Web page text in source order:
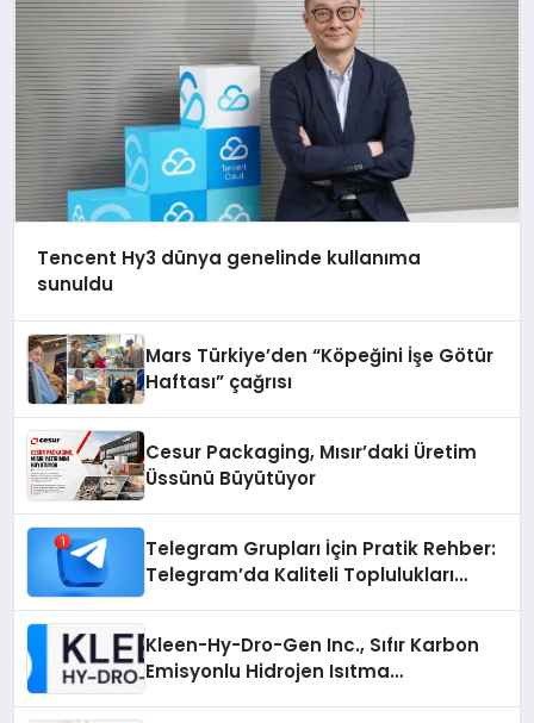
Tencent Hy3 dünya genelinde kullanıma
sunuldu
Mars Türkiye’den “Köpeğini İşe Götür
Haftası” çağrısı
Cesur Packaging, Mısır’daki Üretim
Üssünü Büyütüyor
Telegram Grupları İçin Pratik Rehber:
Telegram’da Kaliteli Toplulukları
Kleen-Hy-Dro-Gen Inc., Sıfır Karbon
Emisyonlu Hidrojen Isıtma